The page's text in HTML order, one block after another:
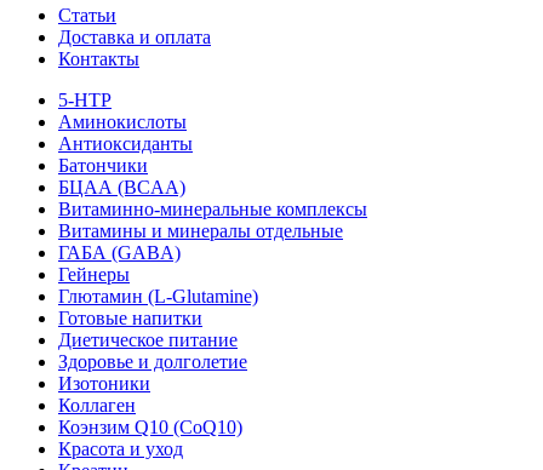
Статьи
Доставка и оплата
Контакты
5-HTP
Аминокислоты
Антиоксиданты
Батончики
БЦАА (BCAA)
Витаминно-минеральные комплексы
Витамины и минералы отдельные
ГАБА (GABA)
Гейнеры
Глютамин (L-Glutamine)
Готовые напитки
Диетическое питание
Здоровье и долголетие
Изотоники
Коллаген
Коэнзим Q10 (CoQ10)
Красота и уход